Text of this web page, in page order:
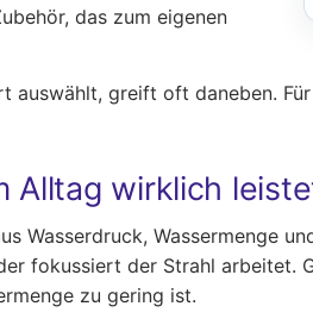
das zum eigenen
auswählt, greift oft daneben.
Alltag wirklich
Wasserdruck, Wassermenge
fokussiert der Strahl
zu gering ist.